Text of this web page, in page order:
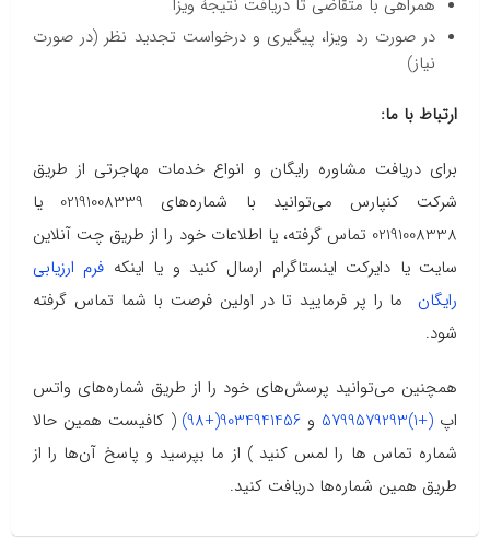
همراهی با متقاضی تا دریافت نتیجۀ ویزا
در صورت رد ویزا، پیگیری و درخواست تجدید نظر (در صورت
نیاز)
ارتباط با ما:
برای دریافت مشاوره رایگان و انواع خدمات مهاجرتی از طریق
شرکت کنپارس می‌توانید با شماره‌های 02191008339 یا
02191008338 تماس گرفته، یا اطلاعات خود را از طریق چت آنلاین
سایت یا دایرکت اینستاگرام ارسال کنید و یا اینکه فرم ارزیابی
رایگان
ما را پر فرمایید تا در اولین فرصت با شما تماس گرفته
شود.
همچنین می‌توانید پرسش‌های خود را از طریق شماره‌های واتس
اپ (+1)5799579293 و 9034941456(+98)
( کافیست همین حالا
شماره تماس ها را لمس کنید ) از ما بپرسید و پاسخ آن‌ها را از
طریق همین شماره‌ها دریافت کنید.